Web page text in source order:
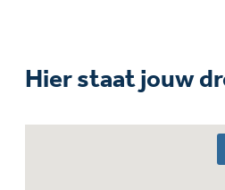
Hier staat jouw